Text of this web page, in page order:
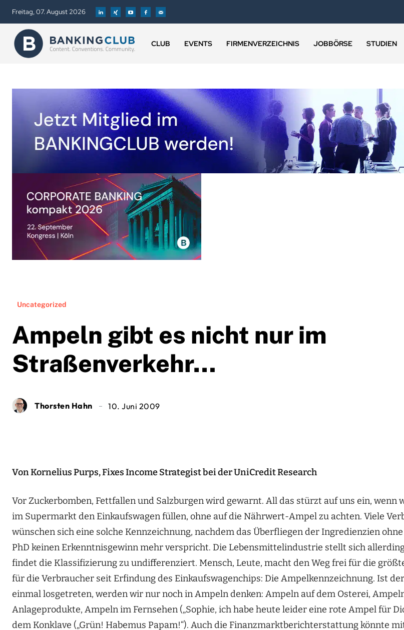
Freitag, 07. August 2026
CLUB EVENTS FIRMENVERZEICHNIS JOBBÖRSE STUDIEN
Uncategorized
Ampeln gibt es nicht nur im
Straßenverkehr…
Thorsten Hahn 10. Juni 2009
Von Kornelius Purps, Fixes Income Strategist bei der UniCredit Research
Vor Zuckerbomben, Fettfallen und Salzburgen wird gewarnt. All das stürzt auf uns ein, wenn
im Supermarkt den Einkaufswagen füllen, ohne auf die Nährwert-Ampel zu achten. Viele
wünschen sich eine solche Kennzeichnung, nachdem das Überfliegen der Ingredienzien
PhD keinen Erkenntnisgewinn mehr verspricht. Die Lebensmittelindustrie stellt sich
findet die Klassifizierung zu undifferenziert. Mensch, Leute, macht den Weg frei für die
für die Verbraucher seit Erfindung des Einkaufswagenchips: Die Ampelkennzeichnung. Ist
einmal losgetreten, werden wir nur noch in Ampeln denken: Ampeln auf dem Osterei,
Anlageprodukte, Ampeln im Fernsehen („Sophie, ich habe heute leider eine rote Ampel für
dem Konklave („Grün! Habemus Papam!“). Auch die Finanzmarktberichterstattung könnte